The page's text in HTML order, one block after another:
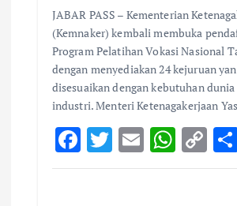
JABAR PASS – Kementerian
(Kemnaker) kembali membuka
Program Pelatihan Vokasi Nasional
dengan menyediakan 24 kejuruan
disesuaikan dengan kebutuhan
industri. Menteri Ketenagakerjaan
F
ac
T
w
E
m
W
h
C
o